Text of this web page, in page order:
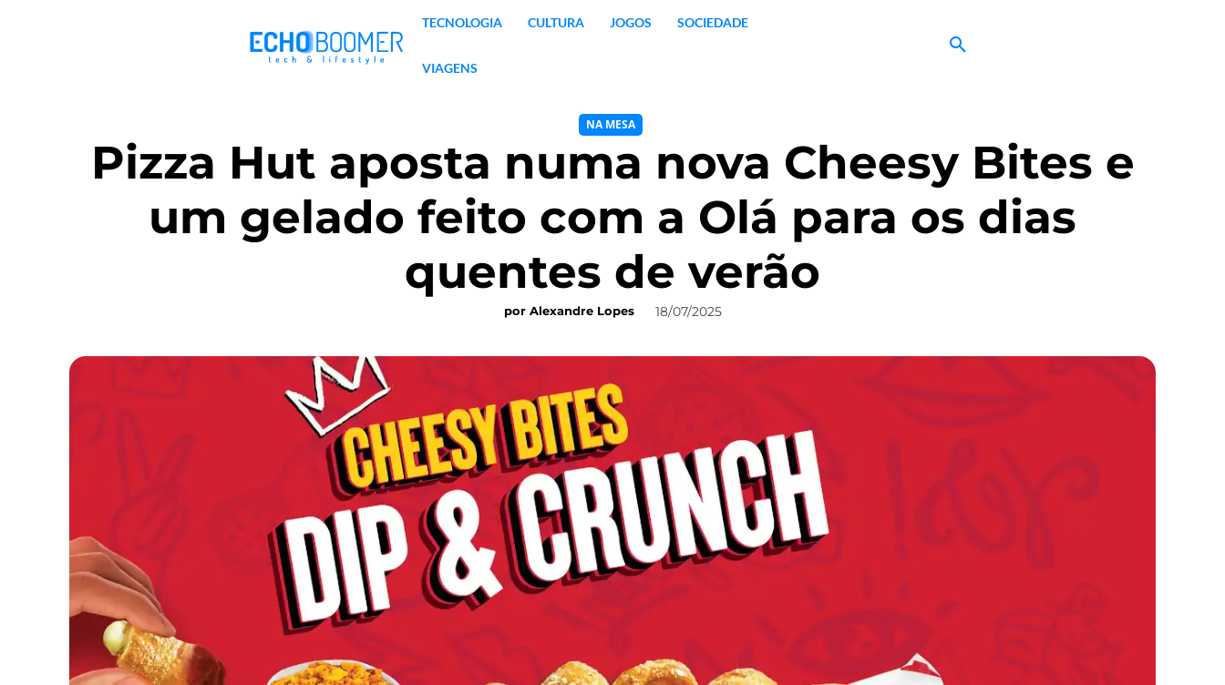
TECNOLOGIA CULTURA JOGOS SOCIEDADE
VIAGENS
NA MESA
Pizza Hut aposta numa nova Cheesy Bites e
um gelado feito com a Olá para os dias
quentes de verão
por Alexandre Lopes 18/07/2025